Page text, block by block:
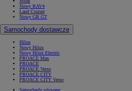
Nowy RAV4
Land Cruiser
Nowy GR GT
Samochody dostawcze
Hilux
Nowy Hilux
Nowy Hilux Electric
PROACE Max
PROACE
PROACE Verso
PROACE CITY
PROACE CITY Verso
Samochody używane